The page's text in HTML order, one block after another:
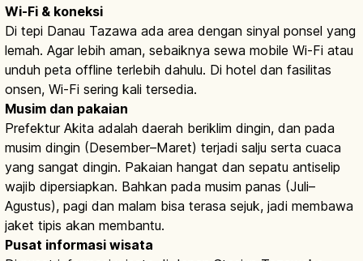
Wi-Fi & koneksi
Di tepi Danau Tazawa ada area dengan sinyal ponsel yang
lemah. Agar lebih aman, sebaiknya sewa mobile Wi-Fi atau
unduh peta offline terlebih dahulu. Di hotel dan fasilitas
onsen, Wi-Fi sering kali tersedia.
Musim dan pakaian
Prefektur Akita adalah daerah beriklim dingin, dan pada
musim dingin (Desember–Maret) terjadi salju serta cuaca
yang sangat dingin. Pakaian hangat dan sepatu antiselip
wajib dipersiapkan. Bahkan pada musim panas (Juli–
Agustus), pagi dan malam bisa terasa sejuk, jadi membawa
jaket tipis akan membantu.
Pusat informasi wisata